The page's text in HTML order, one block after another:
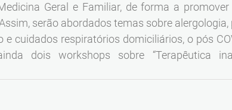
Geral e Familiar, de forma a
serão abordados temas sobre
cuidados respiratórios domiciliários, o pós
dois workshops sobre “Terapêutica